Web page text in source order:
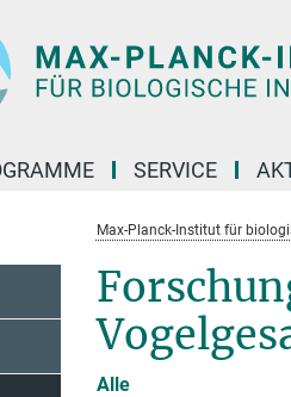
SERVICE
Max-Planck-Institut für
Alle